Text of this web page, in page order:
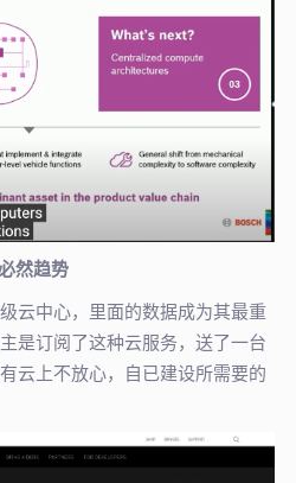
然趋势
云中心，里面的数据成为其最重
是订阅了这种云服务，送了一台
云上不放心，自已建设所需要的